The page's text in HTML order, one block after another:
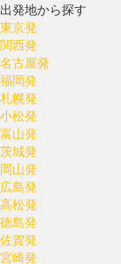
出発地から探す
東京発
関西発
名古屋発
福岡発
札幌発
小松発
富山発
茨城発
岡山発
広島発
高松発
徳島発
佐賀発
宮崎発